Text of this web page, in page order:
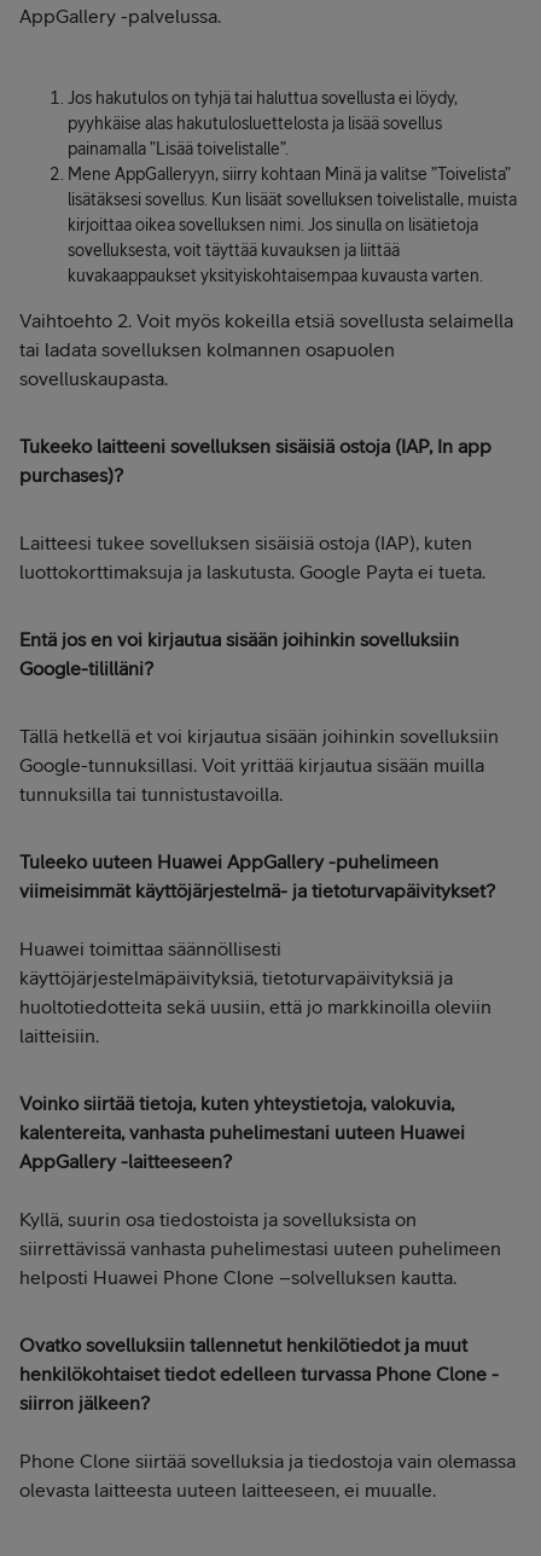
AppGallery -palvelussa.
Jos hakutulos on tyhjä tai haluttua sovellusta ei löydy,
pyyhkäise alas hakutulosluettelosta ja lisää sovellus
painamalla ”Lisää toivelistalle”.
Mene AppGalleryyn, siirry kohtaan Minä ja valitse ”Toivelista”
lisätäksesi sovellus. Kun lisäät sovelluksen toivelistalle, muista
kirjoittaa oikea sovelluksen nimi. Jos sinulla on lisätietoja
sovelluksesta, voit täyttää kuvauksen ja liittää
kuvakaappaukset yksityiskohtaisempaa kuvausta varten.
Vaihtoehto 2. Voit myös kokeilla etsiä sovellusta selaimella
tai ladata sovelluksen kolmannen osapuolen
sovelluskaupasta.
Tukeeko laitteeni sovelluksen sisäisiä ostoja (IAP, In app
purchases)?
Laitteesi tukee sovelluksen sisäisiä ostoja (IAP), kuten
luottokorttimaksuja ja laskutusta. Google Payta ei tueta.
Entä jos en voi kirjautua sisään joihinkin sovelluksiin
Google-tililläni?
Tällä hetkellä et voi kirjautua sisään joihinkin sovelluksiin
Google-tunnuksillasi. Voit yrittää kirjautua sisään muilla
tunnuksilla tai tunnistustavoilla.
Tuleeko uuteen Huawei AppGallery -puhelimeen
viimeisimmät käyttöjärjestelmä- ja tietoturvapäivitykset?
Huawei toimittaa säännöllisesti
käyttöjärjestelmäpäivityksiä, tietoturvapäivityksiä ja
huoltotiedotteita sekä uusiin, että jo markkinoilla oleviin
laitteisiin.
Voinko siirtää tietoja, kuten yhteystietoja, valokuvia,
kalentereita, vanhasta puhelimestani uuteen Huawei
AppGallery -laitteeseen?
Kyllä, suurin osa tiedostoista ja sovelluksista on
siirrettävissä vanhasta puhelimestasi uuteen puhelimeen
helposti Huawei Phone Clone –solvelluksen kautta.
Ovatko sovelluksiin tallennetut henkilötiedot ja muut
henkilökohtaiset tiedot edelleen turvassa Phone Clone -
siirron jälkeen?
Phone Clone siirtää sovelluksia ja tiedostoja vain olemassa
olevasta laitteesta uuteen laitteeseen, ei muualle.